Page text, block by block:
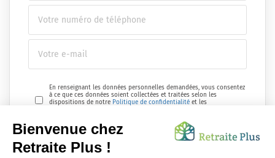
En renseignant les données personnelles demandées, vous consentez
à ce que ces données soient collectées et traitées selon les
dispositions de notre Politique de confidentialité et les
Envoyer ma demande